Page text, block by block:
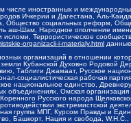
иностранных и
Ичкерии и Дагестана, Аль-
Общество социальных реформ,
аш-Шам, Народное ополчение
исломи, Террористическое
organizacii-i-materialy.html
организаций в отношении
Кубанской Духовно Родовой
Таблиги Джамаат, Русское
социалистическая рабочая
национальное единство,
объединениях, Омская
Русского народа
экстремистской
группа МПГ, Курсом Правды и
Башкорт, Нация и свобода,